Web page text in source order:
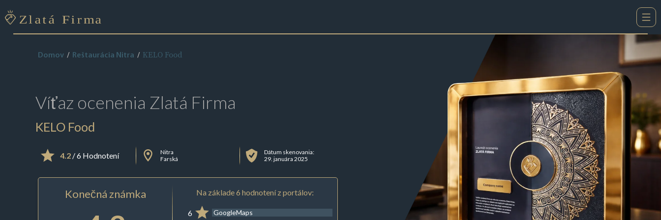
Domov Reštaurácia Nitra KELO Food
Víťaz ocenenia Zlatá Firma
KELO Food
4.2/ 6 Hodnotení
Nitra
Farská
Dátum skenovania:
29. januára 2025
Konečná známka Na základe 6 hodnotení z portálov:
6 GoogleMaps